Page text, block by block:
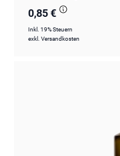
0,85 €
Inkl. 19% Steuern
exkl. Versandkosten